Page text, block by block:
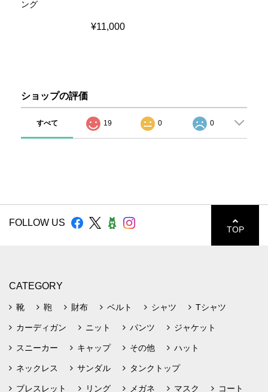
ング
¥11,000
ショップの評価
すべて 19 0 0
FOLLOW US
TOP
CATEGORY
靴 鞄 財布 ベルト シャツ Tシャツ
カーディガン ニット パンツ ジャケット
スニーカー キャップ その他 ハット
ネックレス サンダル タンクトップ
ブレスレット リング メガネ マスク コート